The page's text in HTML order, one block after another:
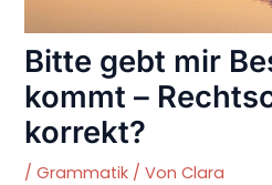
Bitte gebt mir
kommt –
korrekt?
/Grammatik / VonClara